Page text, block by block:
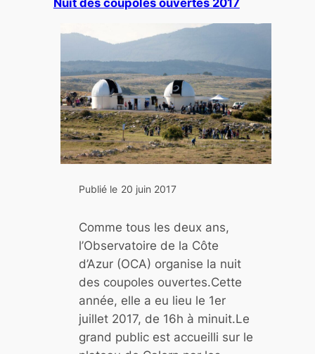
i
d
e
s
é
t
o
i
s
à
A
b
Nuit des coupoles ouvertes 2017
Publié le 20 juin 2017
Comme tous les deux ans,
l’Observatoire de la Côte
d’Azur (OCA) organise la nuit
des coupoles ouvertes.Cette
année, elle a eu lieu le 1er
juillet 2017, de 16h à minuit.Le
grand public est accueilli sur le